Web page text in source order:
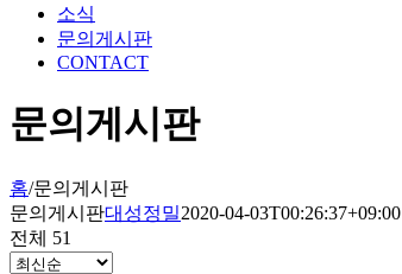
소식
문의게시판
CONTACT
문의게시판
홈/문의게시판
문의게시판대성정밀2020-04-03T00:26:37+09:00
전체 51